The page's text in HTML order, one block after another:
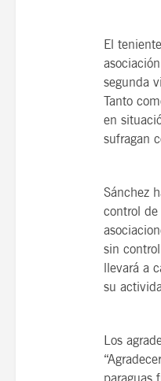
El
segunda
Tanto
en
sufragan
Sánchez
control
sin
llevará a
su
Los